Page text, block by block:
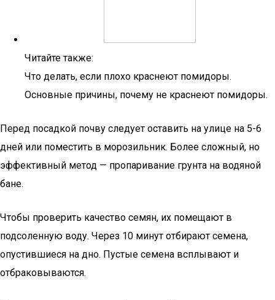
Читайте также:
Что делать, если плохо краснеют помидоры.
Основные причины, почему не краснеют помидоры.
Перед посадкой почву следует оставить на улице на 5-6
дней или поместить в морозильник. Более сложный, но
эффективный метод — пропаривание грунта на водяной
бане.
Чтобы проверить качество семян, их помещают в
подсоленную воду. Через 10 минут отбирают семена,
опустившиеся на дно. Пустые семена всплывают и
отбраковываются.